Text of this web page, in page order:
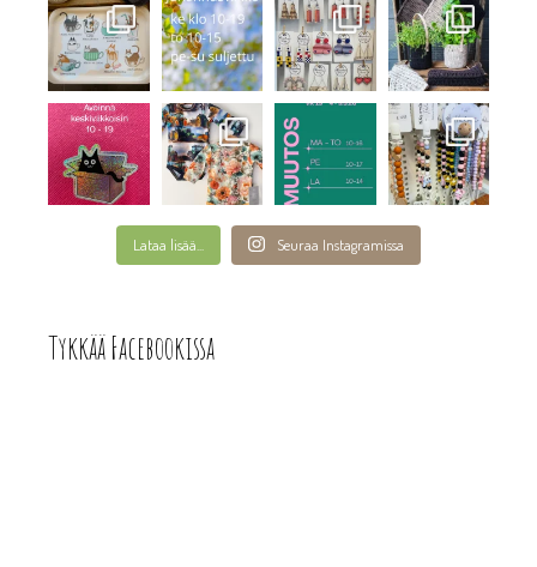
Lataa lisää... Seuraa Instagramissa
Tykkää Facebookissa